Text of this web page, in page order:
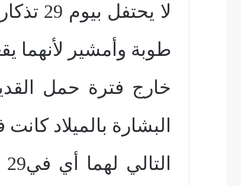
لا
طوبة وأمشير لأنهما
خارج فترة حمل
البشارة بالميلاد